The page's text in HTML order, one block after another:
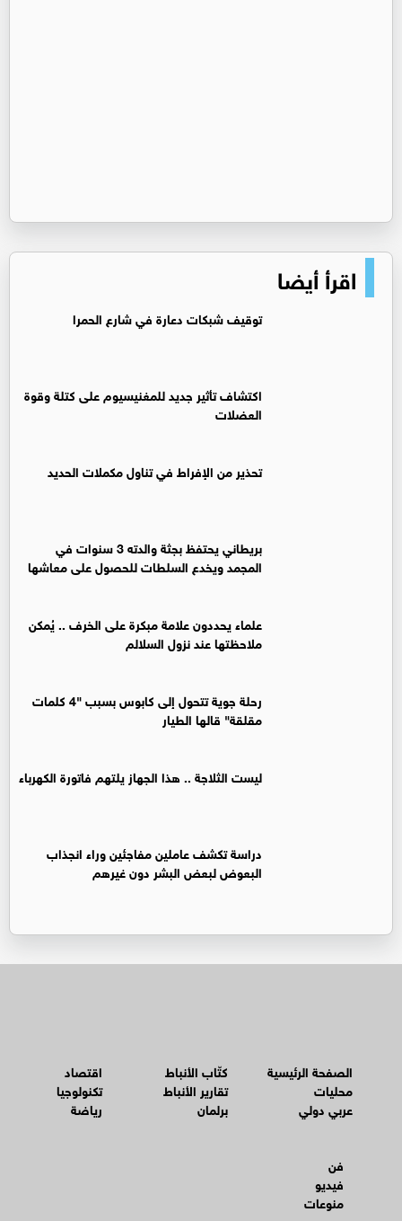
اقرأ أيضا
توقيف شبكات دعارة في شارع الحمرا
اكتشاف تأثير جديد للمغنيسيوم على كتلة وقوة
العضلات
تحذير من الإفراط في تناول مكملات الحديد
بريطاني يحتفظ بجثة والدته 3 سنوات في
المجمد ويخدع السلطات للحصول على معاشها
علماء يحددون علامة مبكرة على الخرف .. يُمكن
ملاحظتها عند نزول السلالم
رحلة جوية تتحول إلى كابوس بسبب "4 كلمات
مقلقة" قالها الطيار
ليست الثلاجة .. هذا الجهاز يلتهم فاتورة الكهرباء
دراسة تكشف عاملين مفاجئين وراء انجذاب
البعوض لبعض البشر دون غيرهم
الصفحة الرئيسية
محليات
عربي دولي
كتّاب الأنباط
تقارير الأنباط
برلمان
اقتصاد
تكنولوجيا
رياضة
فن
فيديو
منوعات